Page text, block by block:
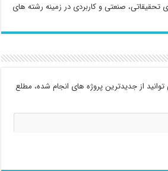
تحقیقاتی، صنعتی و کاربردی در زمینه رشته های
از جدیدترین پروژه های انجام شده، مطلع